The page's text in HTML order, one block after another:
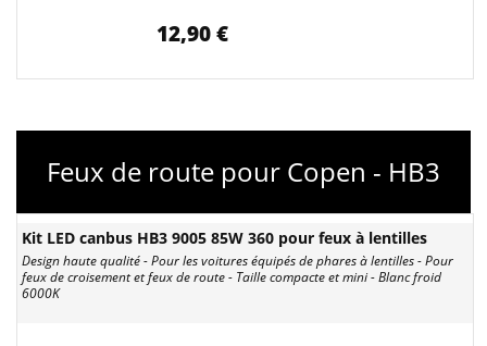
12,90 €
Feux de route pour Copen - HB3
Kit LED canbus HB3 9005 85W 360 pour feux à lentilles
Design haute qualité - Pour les voitures équipés de phares à lentilles - Pour
feux de croisement et feux de route - Taille compacte et mini - Blanc froid
6000K